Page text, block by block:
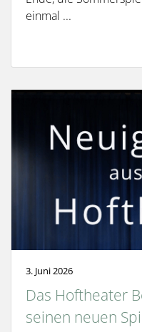
einmal ...
3. Juni 2026
Das Hoftheater
seinen neuen